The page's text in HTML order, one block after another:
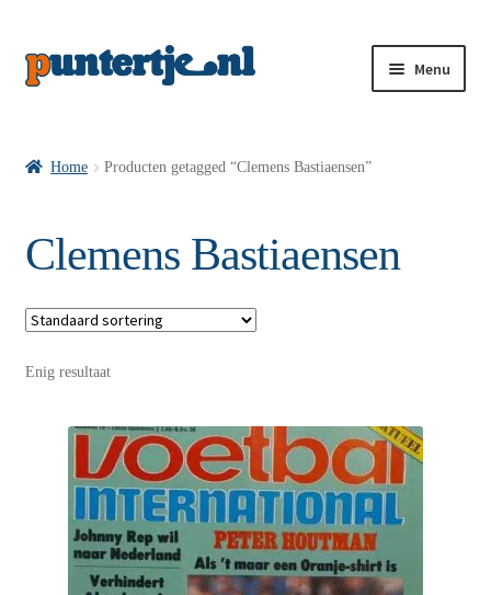
Menu
VI’s met Posters
Wie is puntertje
Puntertjes
Home Producten getagged “Clemens Bastiaensen”
Clemens Bastiaensen
Enig resultaat